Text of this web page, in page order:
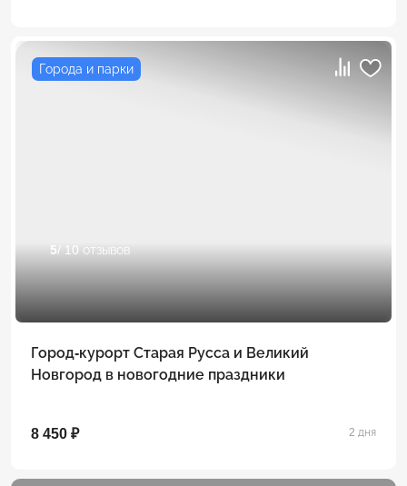
Города и парки
5/ 10 отзывов
Город-курорт Старая Русса и Великий
Новгород в новогодние праздники
8 450 ₽ 2 дня